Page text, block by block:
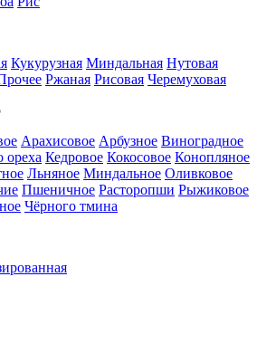
Кукурузная Миндальная Нутовая
Ржаная Рисовая Черемуховая
Арахисовое Арбузное Виноградное
ореха Кедровое Кокосовое Конопляное
Льняное Миндальное Оливковое
Пшеничное Расторопши Рыжиковое
Чёрного тмина